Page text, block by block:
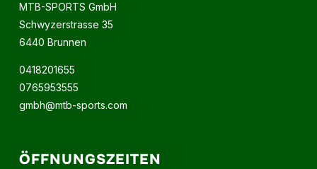
MTB-SPORTS GmbH
Schwyzerstrasse 35
6440 Brunnen
0418201655
0765953555
gmbh@mtb-sports.com
ÖFFNUNGSZEITEN